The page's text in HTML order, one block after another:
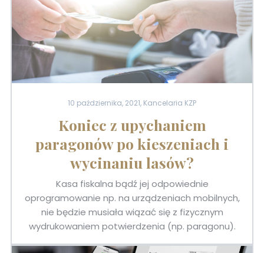
10 października, 2021, Kancelaria KZP
Koniec z upychaniem
paragonów po kieszeniach i
wycinaniu lasów?
Kasa fiskalna bądź jej odpowiednie
oprogramowanie np. na urządzeniach mobilnych,
nie będzie musiała wiązać się z fizycznym
wydrukowaniem potwierdzenia (np. paragonu).